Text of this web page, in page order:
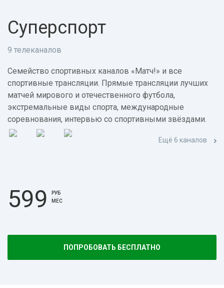
Суперспорт
9 телеканалов
Семейство спортивных каналов «Матч!» и все
спортивные трансляции. Прямые трансляции лучших
матчей мирового и отечественного футбола,
экстремальные виды спорта, международные
соревнования, интервью со спортивными звёздами.
Ещё 6 каналов
599
РУБ
МЕС
ПОПРОБОВАТЬ БЕСПЛАТНО